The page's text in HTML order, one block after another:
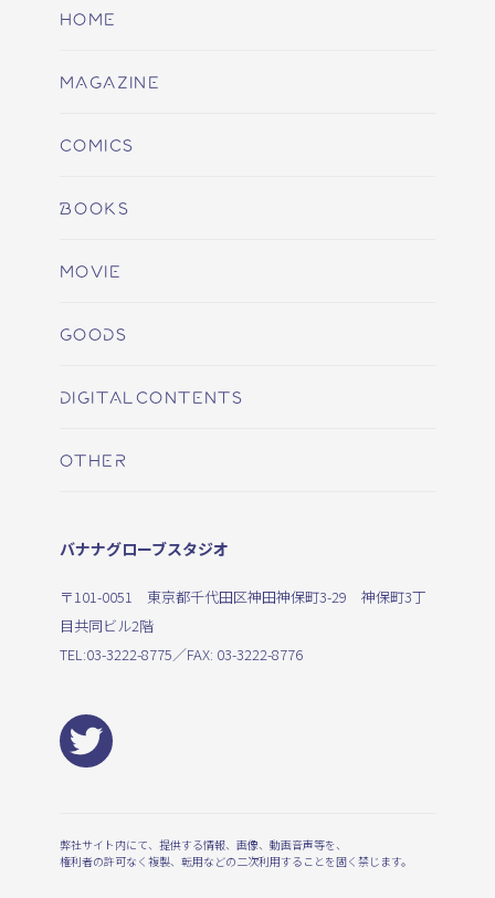
HOME
MAGAZINE
COMICS
BOOKS
MOVIE
GOODS
DIGITALCONTENTS
OTHER
バナナグローブスタジオ
〒101-0051 東京都千代田区神田神保町3-29 神保町3丁
目共同ビル2階
TEL:03-3222-8775／FAX: 03-3222-8776
弊社サイト内にて、提供する情報、画像、動画音声等を、
権利者の許可なく複製、転用などの二次利用することを固く禁じます。